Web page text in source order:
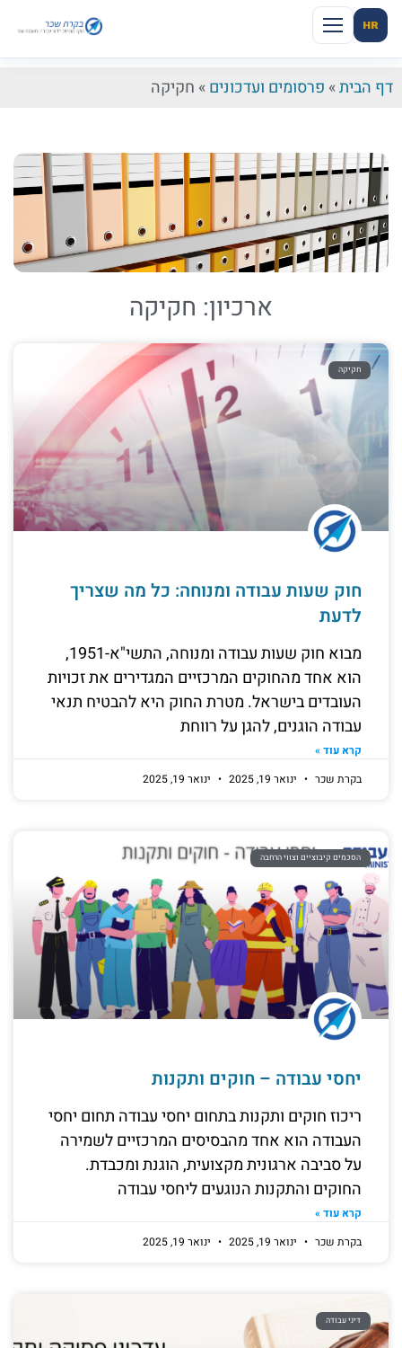
HR
דף הבית» פרסומים ועדכונים» חקיקה
ארכיון: חקיקה
חקיקה
חוק שעות עבודה ומנוחה: כל מה שצריך
לדעת
מבוא חוק שעות עבודה ומנוחה, התשי"א-1951,
הוא אחד מהחוקים המרכזיים המגדירים את זכויות
העובדים בישראל. מטרת החוק היא להבטיח תנאי
עבודה הוגנים, להגן על רווחת
קרא עוד »
בקרת שכר
ינואר 19, 2025 ינואר 19, 2025
הסכמים קיבוציים וצווי הרחבה
יחסי עבודה – חוקים ותקנות
ריכוז חוקים ותקנות בתחום יחסי עבודה תחום יחסי
העבודה הוא אחד מהבסיסים המרכזיים לשמירה
על סביבה ארגונית מקצועית, הוגנת ומכבדת.
החוקים והתקנות הנוגעים ליחסי עבודה
קרא עוד »
בקרת שכר
ינואר 19, 2025 ינואר 19, 2025
דיני עבודה